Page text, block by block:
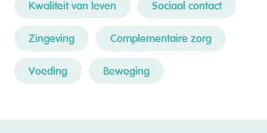
Kwaliteit van leven Sociaal contact
Zingeving Complementaire zorg
Voeding Beweging